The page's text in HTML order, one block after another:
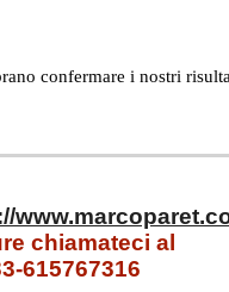
confermare i nostri
chiamateci al
615767316